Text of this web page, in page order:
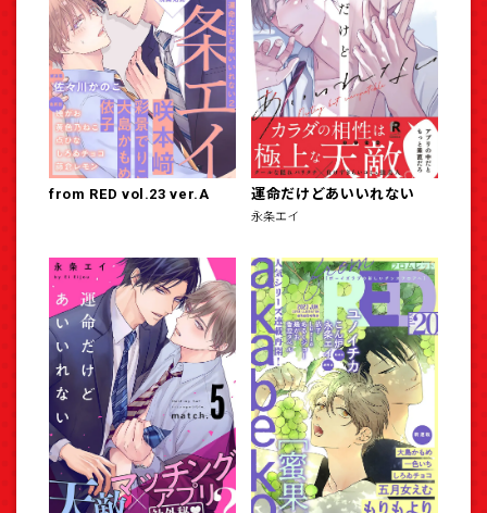
from RED vol.23 ver.A 運命だけどあいいれない
永条エイ